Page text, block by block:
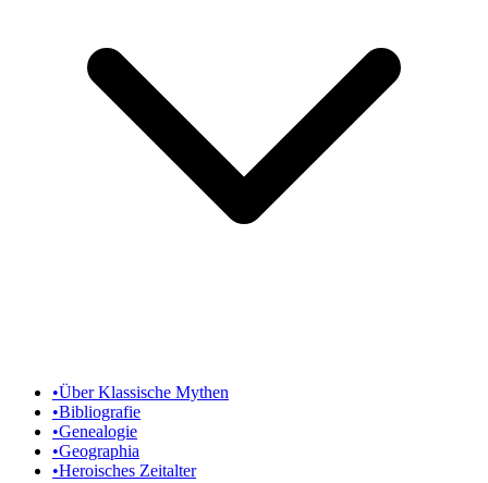
•Über Klassische Mythen
•Bibliografie
•Genealogie
•Geographia
•Heroisches Zeitalter